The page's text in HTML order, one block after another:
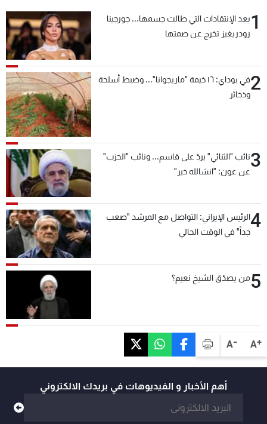
A+
A-
1بعد الإنتقادات التي طالت جسمها... جورجينا
رودريغيز تخرج عن صمتها
2
في بوداي: ١٦ خيمة "ماريجوانا"... وضبط أسلحة
وذخائر
3نائب "الثنائي" يردّ على قاسم... ونائب "الحزب"
عن عون: "انشالله خير"
4الرئيس الإيراني: التواصل مع المرشد "صعب
جداً" في الوقت الحالي
5من يصدّق الشيخ نعيم؟
أهم الأخبار و الفيديوهات في بريدك الالكتروني